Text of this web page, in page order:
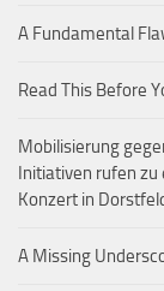
A Fundamental
Read This Before
Mobilisierung
Initiativen rufen
Konzert in
A Missing